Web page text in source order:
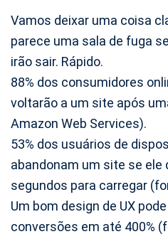
Vamos deixar uma coisa
parece uma sala de fuga
irão sair. Rápido.
88% dos consumidores
voltarão a um site após
Amazon Web Services).
53% dos usuários de
abandonam um site se ele
segundos para carregar
Um bom design de UX
conversões em até 400%